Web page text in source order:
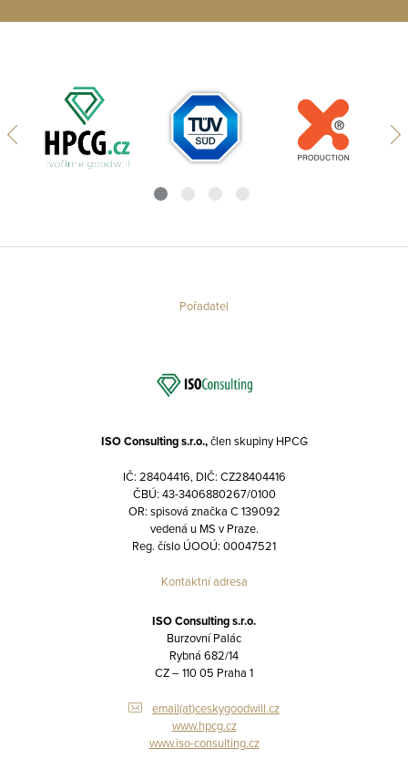
Pořadatel
ISO Consulting s.r.o.,člen skupiny HPCG
IČ: 28404416, DIČ: CZ28404416
ČBÚ: 43-3406880267/0100
OR: spisová značka C 139092
vedená u MS v Praze.
Reg. číslo ÚOOÚ: 00047521
Kontaktní adresa
ISO Consulting s.r.o.
Burzovní Palác
Rybná 682/14
CZ – 110 05 Praha 1
email(at)ceskygoodwill.cz
www.hpcg.cz
www.iso-consulting.cz